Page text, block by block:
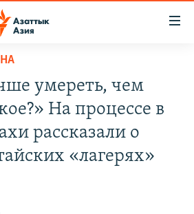
умереть, чем
На процессе в
рассказали о
«лагерях»